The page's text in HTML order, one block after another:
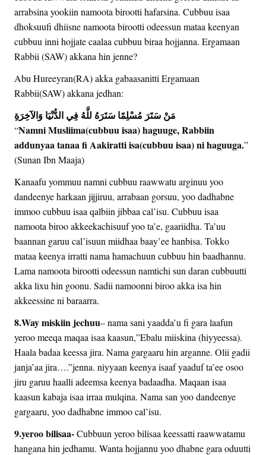
arrabsina yookiin namoota birootti hafarsina. Cubbuu isaa
dhoksuufi dhiisne namoota birootti odeessun mataa keenyan
cubbuu inni hojjate caalaa cubbuu biraa hojjanna. Ergamaan
Rabbii (SAW) akkana hin jenne?
Abu Hureeyran(RA) akka gabaasanitti Ergamaan
Rabbii(SAW) akkana jedhan:
‏ مَنْ سَتَرَ مُسْلِمًا سَتَرَهُ للَّهُ فِي الدُّنْيَا وَالآخِرَةِ
“Namni Musliima(cubbuu isaa) haguuge, Rabbiin
addunyaa tanaa fi Aakiratti isa(cubbuu isaa) ni haguuga.”
(Sunan Ibn Maaja)
Kanaafu yommuu namni cubbuu raawwatu arginuu yoo
dandeenye harkaan jijjiruu, arrabaan gorsuu, yoo dadhabne
immoo cubbuu isaa qalbiin jibbaa cal’isu. Cubbuu isaa
namoota biroo akkeekachisuuf yoo ta’e, gaariidha. Ta’uu
baannan garuu cal’isuun miidhaa baay’ee hanbisa. Tokko
mataa keenya irratti nama hamachuun cubbuu hin baadhannu.
Lama namoota birootti odeessun namtichi sun daran cubbuutti
akka lixu hin goonu. Sadii namoonni biroo akka isa hin
akkeessine ni baraarra.
8.Way miskiin jechuu– nama sani yaadda’u fi gara laafun
yeroo meeqa maqaa isaa kaasun,”Ebalu miiskina (hiyyeessa).
Haala badaa keessa jira. Nama gargaaru hin arganne. Olii gadii
janja’aa jira….”jenna. niyyaan keenya isaaf yaaduf ta’ee osoo
jiru garuu haalli adeemsa keenya badaadha. Maqaan isaa
kaasun kabaja isaa irraa mulqina. Nama san yoo dandeenye
gargaaru, yoo dadhabne immoo cal’isu.
9.yeroo bilisaa-Cubbuun yeroo bilisaa keessatti raawwatamu
hangana hin jedhamu. Wanta hojjannu yoo dhabne gara oduutti